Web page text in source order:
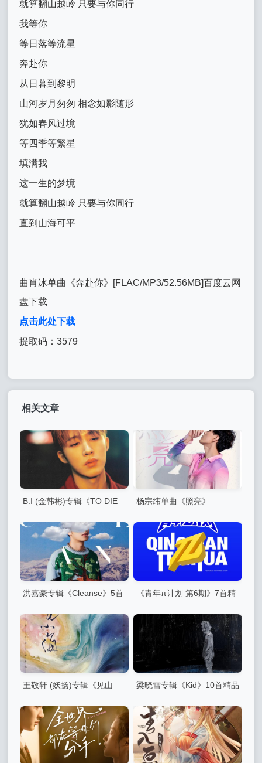
就算翻山越岭 只要与你同行
我等你
等日落等流星
奔赴你
从日暮到黎明
山河岁月匆匆 相念如影随形
犹如春风过境
等四季等繁星
填满我
这一生的梦境
就算翻山越岭 只要与你同行
直到山海可平
曲肖冰单曲《奔赴你》[FLAC/MP3/52.56MB]百度云网
盘下载
点击此处下载
提取码：3579
相关文章
B.I (金韩彬)专辑《TO DIE
杨宗纬单曲《照亮》
洪嘉豪专辑《Cleanse》5首
《青年π计划 第6期》7首精
王敬轩 (妖扬)专辑《见山
梁晓雪专辑《Kid》10首精品